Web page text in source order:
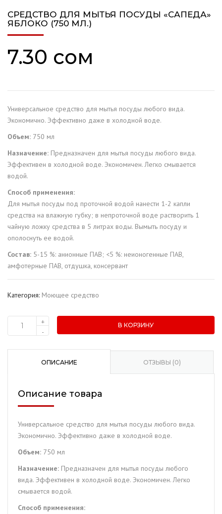
СРЕДСТВО ДЛЯ МЫТЬЯ ПОСУДЫ «САПЕДА»
ЯБЛОКО (750 МЛ.)
7.30 сом
Универсальное средство для мытья посуды любого вида.
Экономично. Эффективно даже в холодной воде.
Объем: 750 мл
Назначение: Предназначен для мытья посуды любого вида.
Эффективен в холодной воде. Экономичен. Легко смывается
водой.
Способ применения:
Для мытья посуды под проточной водой нанести 1-2 капли
средства на влажную губку; в непроточной воде растворить 1
чайную ложку средства в 5 литрах воды. Вымыть посуду и
ополоснуть ее водой.
Состав: 5-15 %: анионные ПАВ; <5 %: неионогенные ПАВ,
амфотерные ПАВ, отдушка, консервант
Категория: Моющее средство
Количество
Средство
"Сапеда"
Яблоко
(750
мл.)
+
-
В КОРЗИНУ
ОПИСАНИЕ ОТЗЫВЫ (0)
Описание товара
Универсальное средство для мытья посуды любого вида.
Экономично. Эффективно даже в холодной воде.
Объем: 750 мл
Назначение: Предназначен для мытья посуды любого
вида. Эффективен в холодной воде. Экономичен. Легко
смывается водой.
Способ применения: